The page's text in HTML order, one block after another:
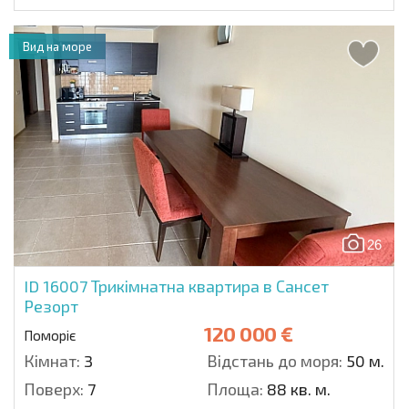
26
ID 16007Трикімнатна квартира в Сансет
Резорт
Поморіє 120 000 €
Кімнат: 3 Відстань до моря: 50 м.
Поверх: 7 Площа: 88 кв. м.
Вид на море